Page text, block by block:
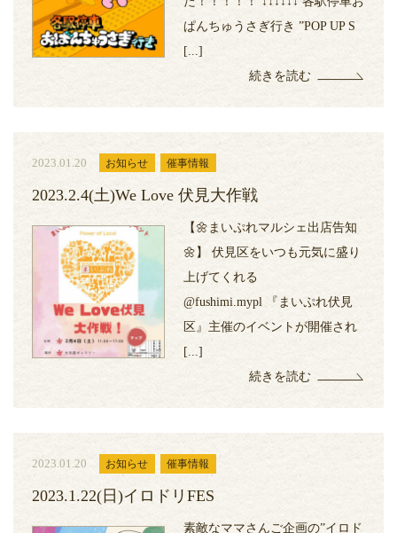
ぱんちゅうさぎ行き ”POP UP S
[...]
続きを読む
2023.01.20 お知らせ 催事情報
2023.2.4(土)We Love 伏見大作戦
【🌼まいぷれマルシェ出店告知
🌼】 伏見区をいつも元気に盛り
上げてくれる
@fushimi.mypl 『まいぷれ伏見
区』主催のイベントが開催され
[...]
続きを読む
2023.01.20 お知らせ 催事情報
2023.1.22(日)イロドリFES
素敵なママさんご企画の”イロド